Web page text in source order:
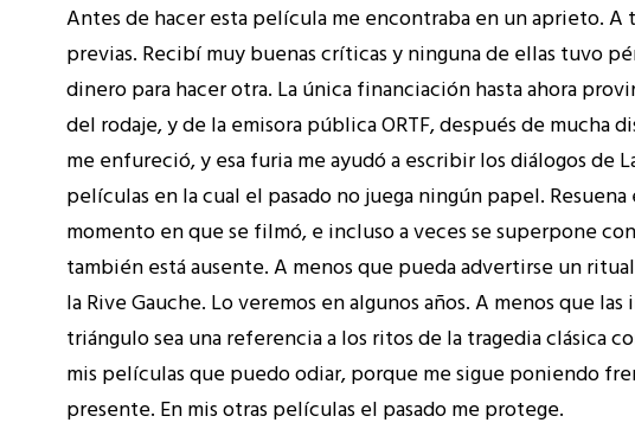
Antes de hacer esta película me encontraba en un aprieto. A
previas. Recibí muy buenas críticas y ninguna de ellas tuvo
dinero para hacer otra. La única financiación hasta ahora
del rodaje, y de la emisora pública ORTF, después de mucha
me enfureció, y esa furia me ayudó a escribir los diálogos de
películas en la cual el pasado no juega ningún papel.
momento en que se filmó, e incluso a veces se superpone
también está ausente. A menos que pueda advertirse un
la Rive Gauche. Lo veremos en algunos años. A menos que
triángulo sea una referencia a los ritos de la tragedia clásica
mis películas que puedo odiar, porque me sigue poniendo
presente. En mis otras películas el pasado me protege.